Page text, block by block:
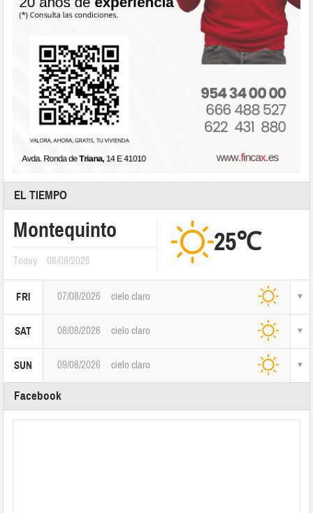
EL TIEMPO
Montequinto
Today 06/08/2026
25℃
FRI 07/08/2026 cielo claro
SAT 08/08/2026 cielo claro
SUN 09/08/2026 cielo claro
Facebook